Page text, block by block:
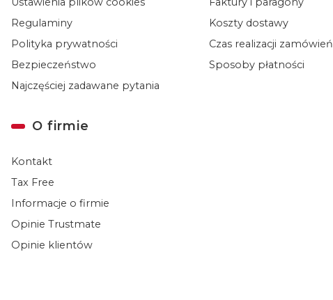
Regulaminy
Polityka prywatności
Bezpieczeństwo
Najczęściej zadawane pytania
Koszty dostawy
Czas realizacji zamówień
Sposoby płatności
O firmie
Kontakt
Tax Free
Informacje o firmie
Opinie Trustmate
Opinie klientów